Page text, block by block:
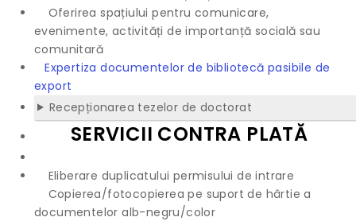
Oferirea spațiului pentru comunicare,
evenimente, activități de importanță socială sau
comunitară
Expertiza documentelor de bibliotecă pasibile de
export
Recepționarea tezelor de doctorat
SERVICII CONTRA PLATĂ
Eliberare duplicatului permisului de intrare
Copierea/fotocopierea pe suport de hârtie a
documentelor alb-negru/color